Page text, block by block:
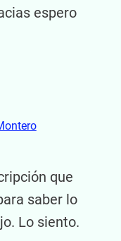
espero
que
saber lo
Lo siento.